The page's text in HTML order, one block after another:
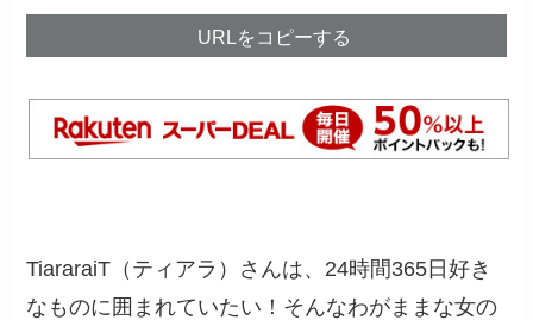
URLをコピーする
TiararaiT（ティアラ）さんは、24時間365日好き
なものに囲まれていたい！そんなわがままな女の